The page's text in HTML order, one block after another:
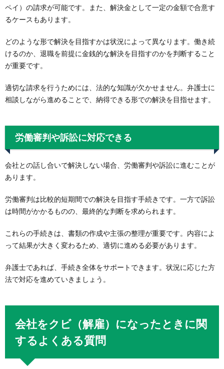
ペイ）の請求が可能です。また、解決金として一定の金額で合意す
るケースもあります。
どのような形で解決を目指すかは状況によって異なります。働き続
けるのか、退職を前提に金銭的な解決を目指すのかを判断すること
が重要です。
適切な請求を行うためには、法的な知識が欠かせません。弁護士に
相談しながら進めることで、納得できる形での解決を目指せます。
労働審判や訴訟に対応できる
会社との話し合いで解決しない場合、労働審判や訴訟に進むことが
あります。
労働審判は比較的短期間での解決を目指す手続きです。一方で訴訟
は時間がかかるものの、最終的な判断を求められます。
これらの手続きは、書類の作成や主張の整理が重要です。内容によ
って結果が大きく変わるため、適切に進める必要があります。
弁護士であれば、手続き全体をサポートできます。状況に応じた方
法で対応を進めていきましょう。
会社をクビ（解雇）になったときに関
するよくある質問